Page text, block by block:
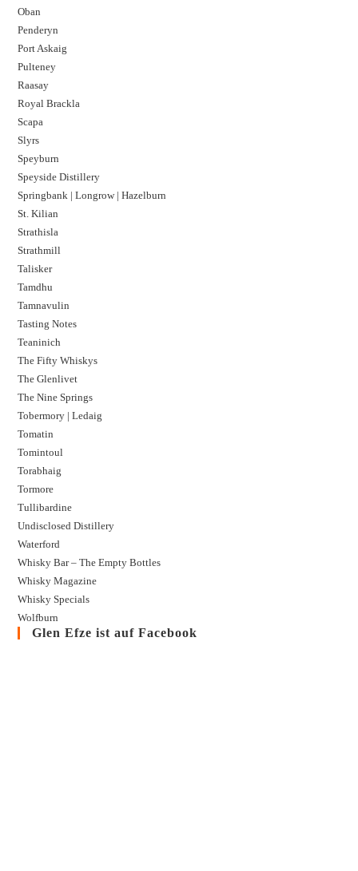
Oban
Penderyn
Port Askaig
Pulteney
Raasay
Royal Brackla
Scapa
Slyrs
Speyburn
Speyside Distillery
Springbank | Longrow | Hazelburn
St. Kilian
Strathisla
Strathmill
Talisker
Tamdhu
Tamnavulin
Tasting Notes
Teaninich
The Fifty Whiskys
The Glenlivet
The Nine Springs
Tobermory | Ledaig
Tomatin
Tomintoul
Torabhaig
Tormore
Tullibardine
Undisclosed Distillery
Waterford
Whisky Bar – The Empty Bottles
Whisky Magazine
Whisky Specials
Wolfburn
Glen Efze ist auf Facebook